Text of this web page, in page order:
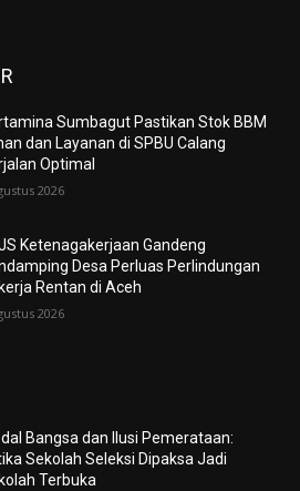
Sumbagut Pastikan Stok BBM
dan Layanan di SPBU Calang
Optimal
2026
Ketenagakerjaan Gandeng
Desa Perluas Perlindungan
Rentan di Aceh
2026
Bangsa dan Ilusi Pemerataan:
Sekolah Seleksi Dipaksa Jadi
Terbuka